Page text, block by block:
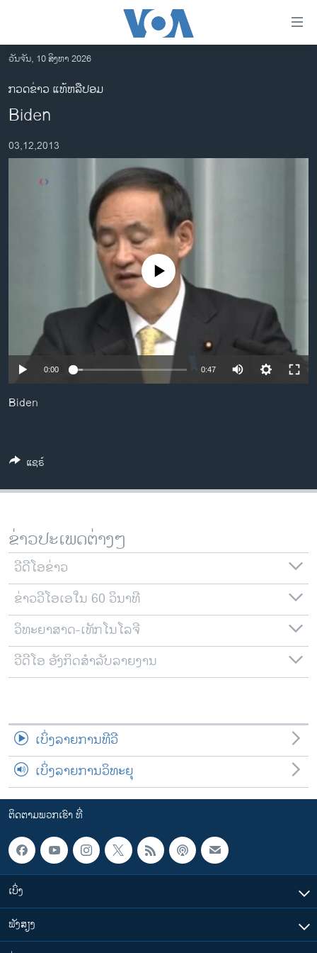
ເຂົ້າ
ຫາ
ຂ້າມ
ຂ້າມ
ໄປ
ອາເມຣິກາ
ການເລືອກຕັ້ງ ປະທານາທີບໍດີ ສະຫະລັດ 2024
ຂ່າວ​ຈີນ
ອິດສະຫຼະພາບດ້ານການຂ່າວ
ຊຸມຊົນຊາວລາວ
ວິທະຍາສາດ-ເທັກໂນໂລຈີ
ທຸລະກິດ
ພາສາອັງກິດ
ວີດີໂອ
ລາຍການກະຈາຍສຽງ
ຕິດຕາມພວກເຮົາ ທີ່
ພາສາຕ່າງໆ
ວັນຈັນ, 10 ສິງຫາ 2026
ກວດຂ່າວ ແທ້ຫລືປອມ
Biden
03,12,2013
No media source currently available
0:00 0:47
Biden
ແຊຣ໌
ຂ່າວປະເພດຕ່າງໆ
ວີດີໂອຂ່າວ
ຂ່າວວີໂອເອໃນ 60 ວິນາທີ
ວິທະຍາສາດ-ເທັກໂນໂລຈີ
ວີດີໂອ ອັງກິດສຳລັບລາຍງານ
ເບິ່ງລາຍການທີວີ
ເບິ່ງລາຍການວິທະຍຸ
ຕິດຕາມພວກເຮົາ ທີ່
ເບິ່ງ
ຟັງສຽງ